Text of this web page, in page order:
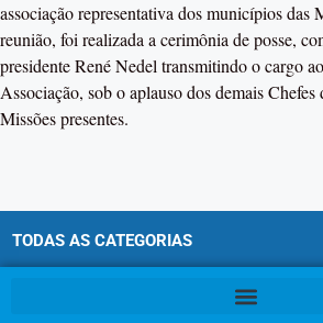
associação representativa dos municípios das
reunião, foi realizada a cerimônia de posse,
presidente René Nedel transmitindo o cargo
Associação, sob o aplauso dos demais
Missões presentes.
TODAS AS CATEGORIAS